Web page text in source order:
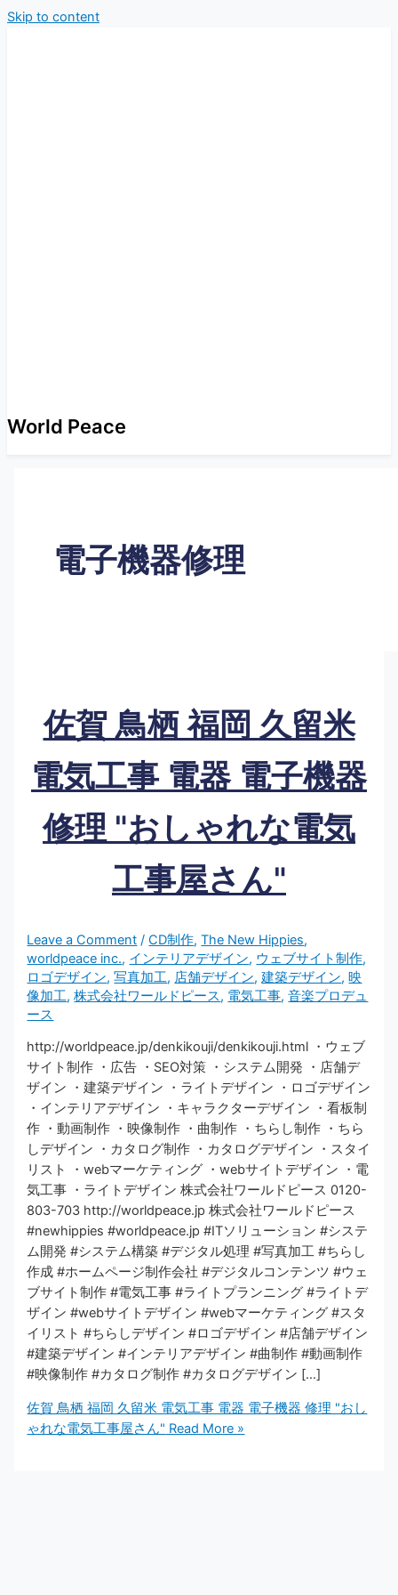
Skip to content
World Peace
電子機器修理
佐賀 鳥栖 福岡 久留米
電気工事 電器 電子機器
修理 "おしゃれな電気
工事屋さん"
Leave a Comment /CD制作,The New Hippies,
worldpeace inc., インテリアデザイン, ウェブサイト制作,
ロゴデザイン,写真加工, 店舗デザイン,建築デザイン,映
像加工,株式会社ワールドピース, 電気工事,音楽プロデュ
ース
http://worldpeace.jp/denkikouji/denkikouji.html ・ウェブ
サイト制作 ・広告 ・SEO対策 ・システム開発 ・店舗デ
ザイン ・建築デザイン ・ライトデザイン ・ロゴデザイン
・インテリアデザイン ・キャラクターデザイン ・看板制
作 ・動画制作 ・映像制作 ・曲制作 ・ちらし制作 ・ちら
しデザイン ・カタログ制作 ・カタログデザイン ・スタイ
リスト ・webマーケティング ・webサイトデザイン ・電
気工事 ・ライトデザイン 株式会社ワールドピース 0120-
803-703 http://worldpeace.jp 株式会社ワールドピース
#newhippies #worldpeace.jp #ITソリューション #システ
ム開発 #システム構築 #デジタル処理 #写真加工 #ちらし
作成 #ホームページ制作会社 #デジタルコンテンツ #ウェ
ブサイト制作 #電気工事 #ライトプランニング #ライトデ
ザイン #webサイトデザイン #webマーケティング #スタ
イリスト #ちらしデザイン #ロゴデザイン #店舗デザイン
#建築デザイン #インテリアデザイン #曲制作 #動画制作
#映像制作 #カタログ制作 #カタログデザイン […]
佐賀 鳥栖 福岡 久留米 電気工事 電器 電子機器 修理 "おし
ゃれな電気工事屋さん" Read More »